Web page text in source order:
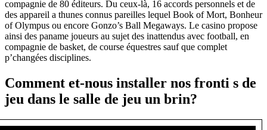
compagnie de 80 éditeurs. Du ceux-là, 16 accords personnels et de
des appareil a thunes connus pareilles lequel Book of Mort, Bonheur
of Olympus ou encore Gonzo’s Ball Megaways. Le casino propose
ainsi des paname joueurs au sujet des inattendus avec football, en
compagnie de basket, de course équestres sauf que complet
p’changées disciplines.
Comment et-nous installer nos fronti s de
jeu dans le salle de jeu un brin?